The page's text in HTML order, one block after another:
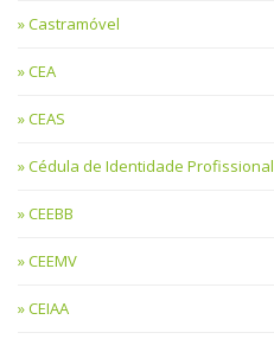
Castramóvel
CEA
CEAS
Cédula de Identidade Profissional
CEEBB
CEEMV
CEIAA